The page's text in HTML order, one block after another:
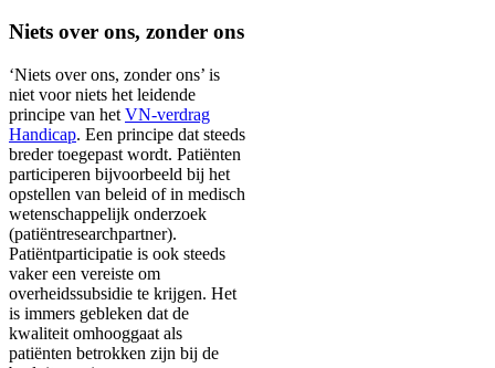
Niets over ons, zonder ons
‘Niets over ons, zonder ons’ is
niet voor niets het leidende
principe van het VN-verdrag
Handicap. Een principe dat steeds
breder toegepast wordt. Patiënten
participeren bijvoorbeeld bij het
opstellen van beleid of in medisch
wetenschappelijk onderzoek
(patiëntresearchpartner).
Patiëntparticipatie is ook steeds
vaker een vereiste om
overheidssubsidie te krijgen. Het
is immers gebleken dat de
kwaliteit omhooggaat als
patiënten betrokken zijn bij de